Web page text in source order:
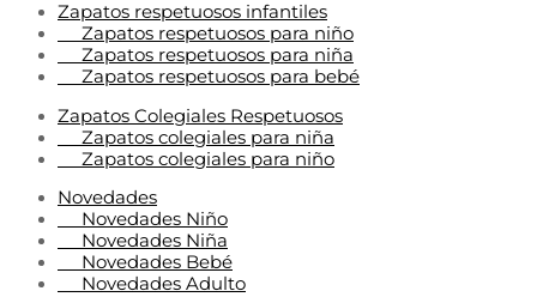
Zapatos respetuosos infantiles
Zapatos respetuosos para niño
Zapatos respetuosos para niña
Zapatos respetuosos para bebé
Zapatos Colegiales Respetuosos
Zapatos colegiales para niña
Zapatos colegiales para niño
Novedades
Novedades Niño
Novedades Niña
Novedades Bebé
Novedades Adulto